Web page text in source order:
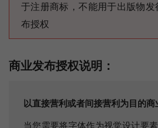
于注册商标，不能用于出版物
布授权
商业发布授权说明：
以直接营利或者间接营利为目的商
当您需要将字体作为视觉设计要